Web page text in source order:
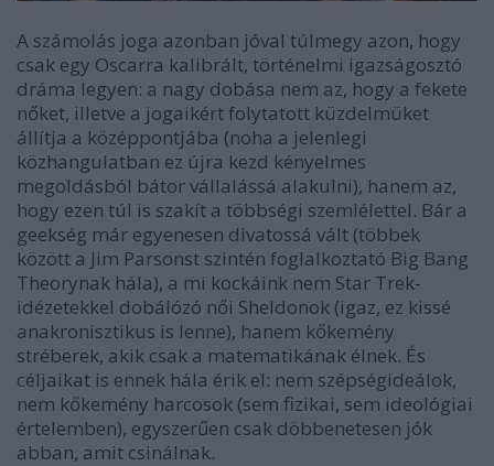
A számolás joga azonban jóval túlmegy azon, hogy
csak egy Oscarra kalibrált, történelmi igazságosztó
dráma legyen: a nagy dobása nem az, hogy a fekete
nőket, illetve a jogaikért folytatott küzdelmüket
állítja a középpontjába (noha a jelenlegi
közhangulatban ez újra kezd kényelmes
megoldásból bátor vállalássá alakulni), hanem az,
hogy ezen túl is szakít a többségi szemlélettel. Bár a
geekség már egyenesen divatossá vált (többek
között a Jim Parsonst szintén foglalkoztató Big Bang
Theorynak hála), a mi kockáink nem Star Trek-
idézetekkel dobálózó női Sheldonok (igaz, ez kissé
anakronisztikus is lenne), hanem kőkemény
stréberek, akik csak a matematikának élnek. És
céljaikat is ennek hála érik el: nem szépségideálok,
nem kőkemény harcosok (sem fizikai, sem ideológiai
értelemben), egyszerűen csak döbbenetesen jók
abban, amit csinálnak.